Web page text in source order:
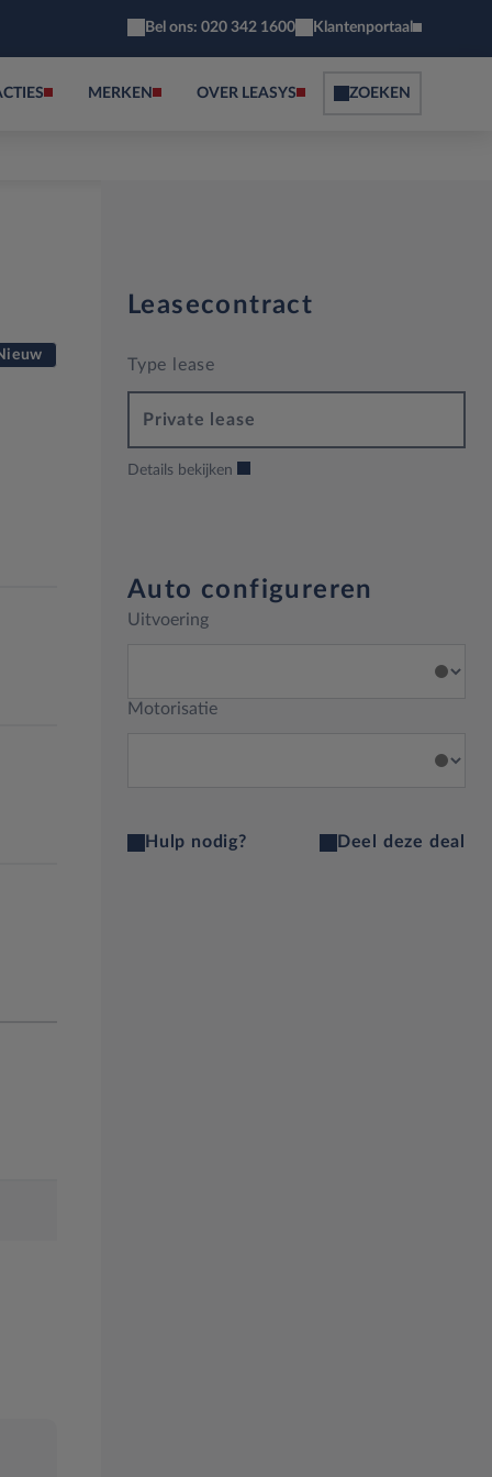
Bel ons: 020 342 1600 Klantenportaal
MERKEN OVER LEASYS ZOEKEN
Leasecontract
Type lease
Private lease
Details bekijken
Auto configureren
Uitvoering
Motorisatie
Hulp nodig? Deel deze deal